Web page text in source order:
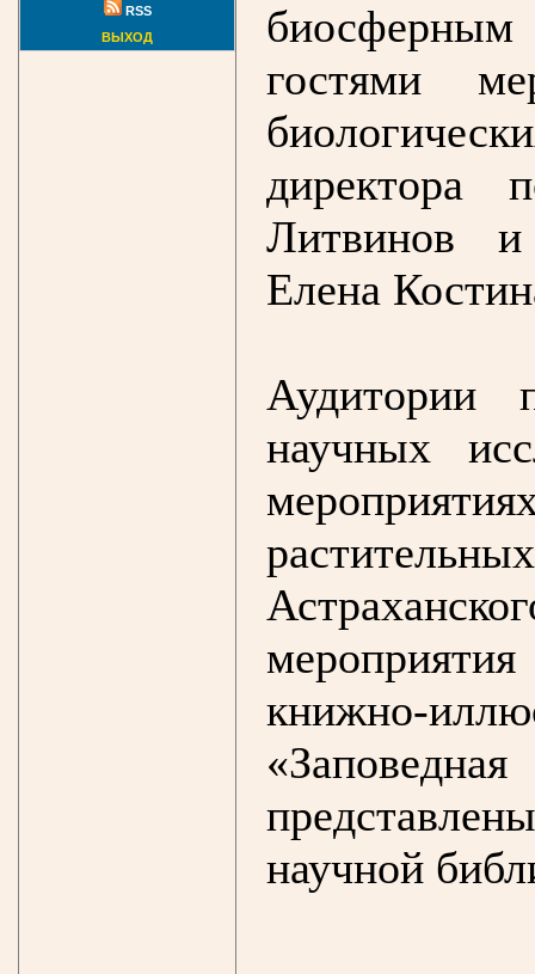
RSS
ВЫХОД
гостями
директора
Литвинов
Елена
Аудитории
научных
книжно-
научной